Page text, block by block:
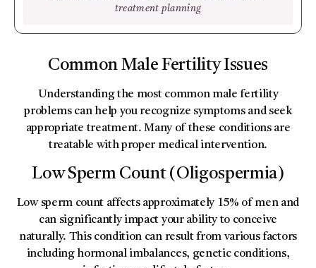
treatment planning
Common Male Fertility Issues
Understanding the most common male fertility
problems can help you recognize symptoms and seek
appropriate treatment. Many of these conditions are
treatable with proper medical intervention.
Low Sperm Count (Oligospermia)
Low sperm count affects approximately 15% of men and
can significantly impact your ability to conceive
naturally. This condition can result from various factors
including hormonal imbalances, genetic conditions,